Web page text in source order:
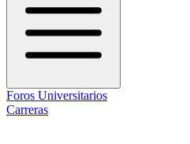
Foros Universitarios
Carreras